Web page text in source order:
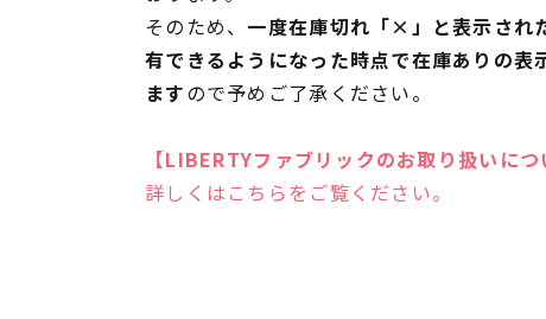
そのため、 一度在庫切れ「×」と表示され
有できるようになった時点で在庫ありの表
ますので予めご了承ください。
【LIBERTYファブリックのお取り扱いにつ
詳しくはこちらをご覧ください。